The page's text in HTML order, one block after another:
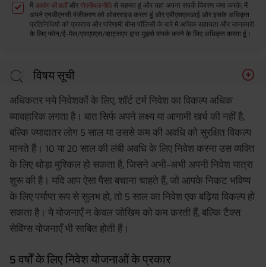
मैं उपयोग की शर्तोंऔर गोपनीयता नीति से सहमत हूं और यहां अपना संपर्क विवरण जमा करके, मैं
अपने एनडीएनसी पंजीकरण को ओवरराइड करता हूं और एबीएसएलआई और इसके अधिकृत
प्रतिनिधियों को प्रस्ताव और परिणामी बीमा पॉलिसी के बारे में अधिक सहायता और जानकारी
के लिए फोन/ई-मेल/एसएमएस/व्हाट्सएप द्वारा मुझसे संपर्क करने के लिए अधिकृत करता हूं।
विषय सूची
सेविंग्स अकाउंट फिक्सड डिपॉज़िट
5 साल की NSC (एनएससी)
पोस्ट ऑफिस टाइम डिपॉज़िट (डाकघर सावधि जमा)
लिक्विड फंड
आर्बिट्रेज फंड्स (मध्यस्थता निधि)
रेकरिंग डिपॉज़िट (आवर्ती जमा)
5 साल के लिए निवेश योजनाओं का लाभ
5 वर्षों के लिए निवेश योजना चुनते समय विचार करने लायक
अधिकतर नये निवेशकों के लिए, शॉर्ट टर्म निवेश का विकल्प अधिक
व्यावहारिक लगता है। बात सिर्फ अपने लक्ष्य या आगामी खर्च की नहीं है,
बल्कि ज्यादातर लोग 5 साल या उससे कम की अवधि को सुरक्षित विकल्प
मानते हैं। 10 या 20 साल की लंबी अवधि के लिए निवेश करना उस व्यक्ति
के लिए थोड़ा मुश्किल हो सकता है, जिसने अभी-अभी अपनी निवेश यात्रा
शुरू की है। यदि आप ऐसा पैसा बचाना चाहते हैं, जो आपके निकट भविष्य
के लिए पर्याप्त रूप से सुलभ हो, तो 5 साल का निवेश एक बढ़िया विकल्प हो
सकता है। ये योजनाएँ न केवल जोखिम को कम करती हैं, बल्कि टैक्स
सेविंग्स योजनाएँ भी साबित होती हैं।
5 वर्षों के लिए निवेश योजनाओं के प्रकार